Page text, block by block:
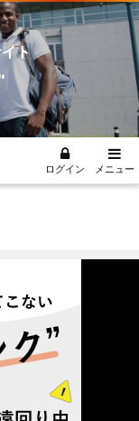
ト
ログイン メニュー